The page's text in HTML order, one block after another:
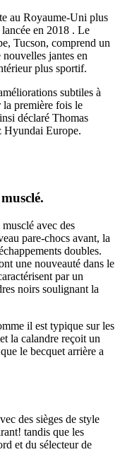
au Royaume-Uni plus
lancée en 2018 . Le
Tucson, comprend un
nouvelles jantes en
plus sportif.
subtiles à
la première fois le
déclaré Thomas
Hyundai Europe.
avec des
pare-chocs avant, la
doubles.
une nouveauté dans le
par un
noirs soulignant la
il est typique sur les
la calandre reçoit un
le becquet arrière a
des sièges de style
tandis que les
et du sélecteur de